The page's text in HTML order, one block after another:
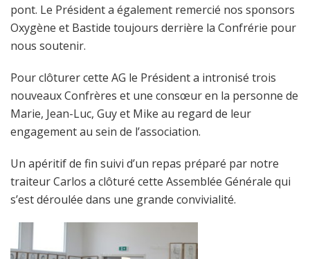
pont. Le Président a également remercié nos sponsors
Oxygène et Bastide toujours derrière la Confrérie pour
nous soutenir.
Pour clôturer cette AG le Président a intronisé trois
nouveaux Confrères et une consœur en la personne de
Marie, Jean-Luc, Guy et Mike au regard de leur
engagement au sein de l’association.
Un apéritif de fin suivi d’un repas préparé par notre
traiteur Carlos a clôturé cette Assemblée Générale qui
s’est déroulée dans une grande convivialité.